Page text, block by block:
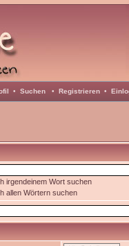
• Suchen • Registrieren •
irgendeinem Wort suchen
allen Wörtern suchen